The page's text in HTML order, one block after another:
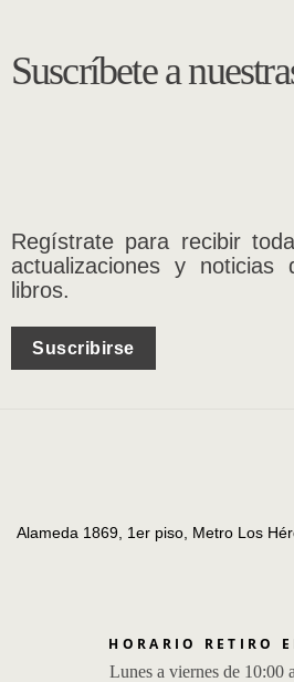
Suscríbete a
Regístrate para recibir
actualizaciones y noticias
libros.
Suscribirse
Alameda 1869, 1er piso, Metro Los
HORARIO RETIRO
Lunes a viernes de 10:00